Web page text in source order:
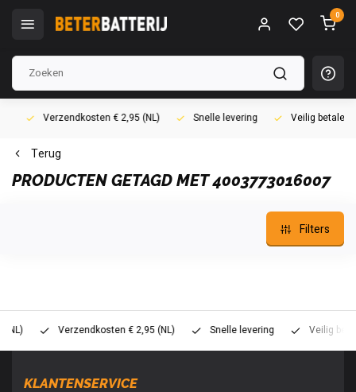
0
Verzendkosten € 2,95 (NL) Snelle levering Veilig betalen
Terug
PRODUCTEN GETAGD MET 4003773016007
Filters
Verzendkosten € 2,95 (NL) Snelle levering Veilig betalen
KLANTENSERVICE